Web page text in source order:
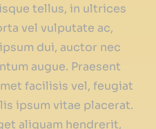
tellus, in ultrices
vel vulputate ac,
dui, auctor nec
augue. Praesent
facilisis vel, feugiat
ipsum vitae placerat.
aliquam hendrerit,